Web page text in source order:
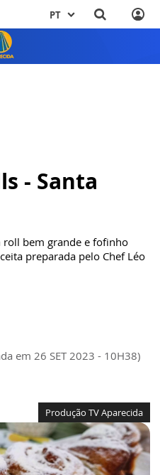
PT
- Santa
bem grande e fofinho
preparada pelo Chef Léo
em 26 SET 2023 - 10H38)
Produção TV Aparecida